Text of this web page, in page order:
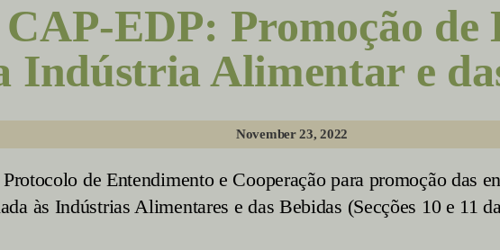
EDP: Promoção de
Indústria Alimentar e
November 23, 2022
de Entendimento e Cooperação para promoção das
às Indústrias Alimentares e das Bebidas (Secções 10 e 11